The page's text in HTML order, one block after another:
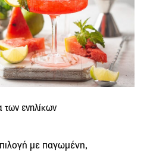
των ενηλίκων
με παγωμένη,